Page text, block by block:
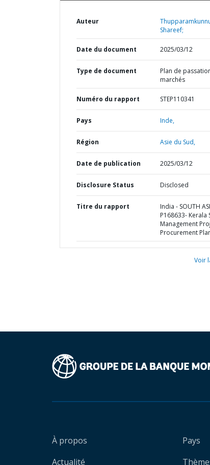
Auteur
Shareef;
Date du document 2025/03/12
Type de document
Plan de
marchés
Numéro du rapport STEP110341
Pays Inde,
Région Asie du Sud,
Date de publication 2025/03/12
Disclosure Status Disclosed
Titre du rapport
India - SOUTH
P168633- Kerala
Management
Procurement
Voir
À propos
Actualité
Pays